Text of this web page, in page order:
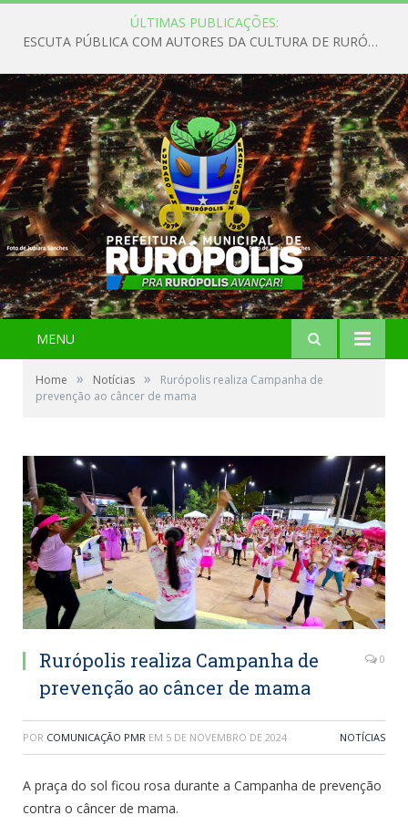
ÚLTIMAS PUBLICAÇÕES:
ESCUTA PÚBLICA COM AUTORES DA CULTURA DE RURÓPOLIS
MENU
Home » Notícias »
Rurópolis realiza Campanha de
prevenção ao câncer de mama
Rurópolis realiza Campanha de
prevenção ao câncer de mama
0
POR COMUNICAÇÃO PMR EM 5 DE NOVEMBRO DE 2024 NOTÍCIAS
A praça do sol ficou rosa durante a Campanha de prevenção
contra o câncer de mama.